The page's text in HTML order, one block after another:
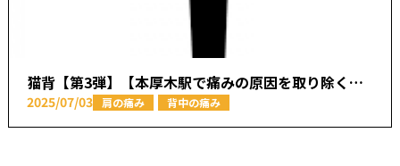
猫背【第3弾】【本厚木駅で痛みの原因を取り除く あかつき整骨院】
2025/07/03 肩の痛み 背中の痛み